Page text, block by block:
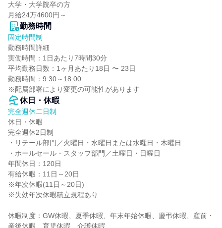
大学・大学院卒の方
月給24万4600円～
勤務時間
固定時間制
勤務時間詳細
実働時間：1日あたり7時間30分
平均勤務日数：1ヶ月あたり18日 〜 23日
勤務時間：9:30～18:00
※配属部署により変更の可能性があります
休日・休暇
完全週休二日制
休日・休暇
完全週休2日制
・リテール部門／火曜日・水曜日または水曜日・木曜日
・ホールセール・スタッフ部門／土曜日・日曜日
年間休日：120日
有給休暇：11日～20日
※年次休暇(11日～20日)
※失効年次休暇積立規程あり
休暇制度：GW休暇、夏季休暇、年末年始休暇、慶弔休暇、産前・
産後休暇、育児休暇、介護休暇